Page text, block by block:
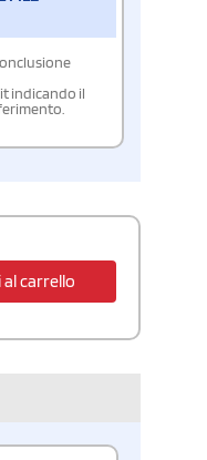
indicando il
carrello